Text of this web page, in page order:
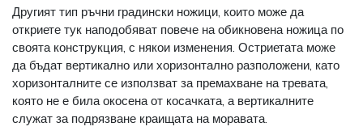
Другият тип ръчни градински ножици, които може да
откриете тук наподобяват повече на обикновена ножица по
своята конструкция, с някои изменения. Остриетата може
да бъдат вертикално или хоризонтално разположени, като
хоризонталните се използват за премахване на тревата,
която не е била окосена от косачката, а вертикалните
служат за подрязване краищата на моравата.